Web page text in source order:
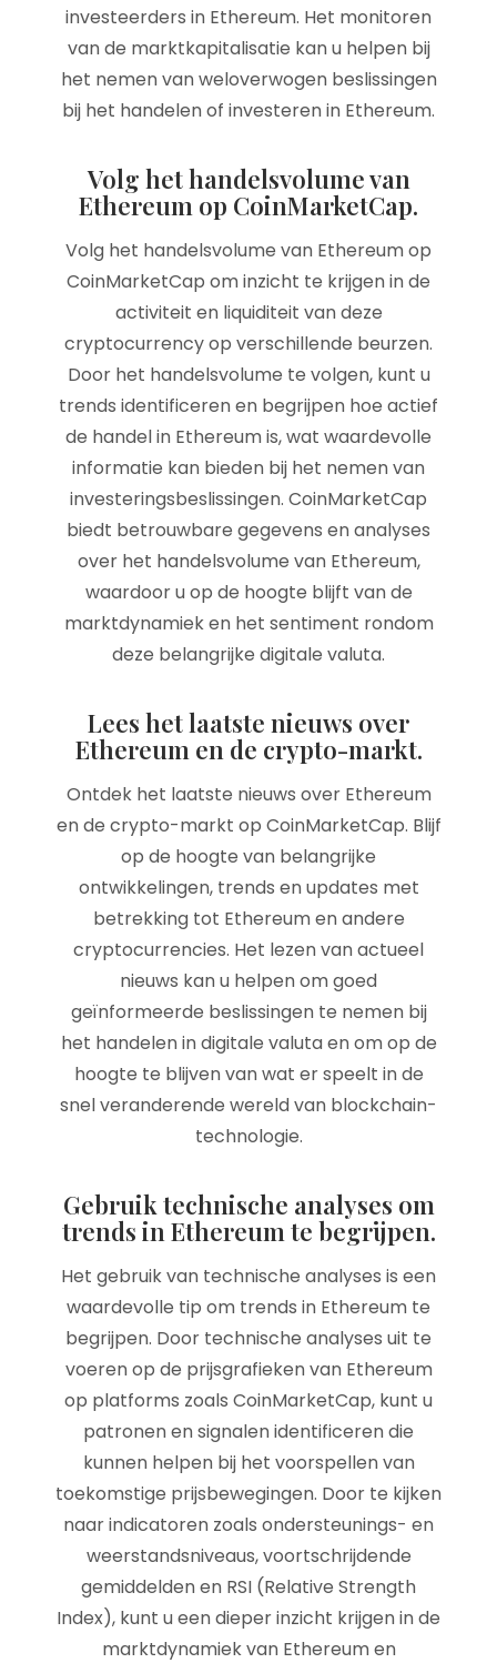
investeerders in Ethereum. Het monitoren
van de marktkapitalisatie kan u helpen bij
het nemen van weloverwogen beslissingen
bij het handelen of investeren in Ethereum.
Volg het handelsvolume van
Ethereum op CoinMarketCap.
Volg het handelsvolume van Ethereum op
CoinMarketCap om inzicht te krijgen in de
activiteit en liquiditeit van deze
cryptocurrency op verschillende beurzen.
Door het handelsvolume te volgen, kunt u
trends identificeren en begrijpen hoe actief
de handel in Ethereum is, wat waardevolle
informatie kan bieden bij het nemen van
investeringsbeslissingen. CoinMarketCap
biedt betrouwbare gegevens en analyses
over het handelsvolume van Ethereum,
waardoor u op de hoogte blijft van de
marktdynamiek en het sentiment rondom
deze belangrijke digitale valuta.
Lees het laatste nieuws over
Ethereum en de crypto-markt.
Ontdek het laatste nieuws over Ethereum
en de crypto-markt op CoinMarketCap. Blijf
op de hoogte van belangrijke
ontwikkelingen, trends en updates met
betrekking tot Ethereum en andere
cryptocurrencies. Het lezen van actueel
nieuws kan u helpen om goed
geïnformeerde beslissingen te nemen bij
het handelen in digitale valuta en om op de
hoogte te blijven van wat er speelt in de
snel veranderende wereld van blockchain-
technologie.
Gebruik technische analyses om
trends in Ethereum te begrijpen.
Het gebruik van technische analyses is een
waardevolle tip om trends in Ethereum te
begrijpen. Door technische analyses uit te
voeren op de prijsgrafieken van Ethereum
op platforms zoals CoinMarketCap, kunt u
patronen en signalen identificeren die
kunnen helpen bij het voorspellen van
toekomstige prijsbewegingen. Door te kijken
naar indicatoren zoals ondersteunings- en
weerstandsniveaus, voortschrijdende
gemiddelden en RSI (Relative Strength
Index), kunt u een dieper inzicht krijgen in de
marktdynamiek van Ethereum en